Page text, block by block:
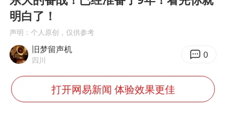
美股存储板块集体大跌
秋天的第一杯奶茶到底有多火
国防部：坚决反制任何闹海挑衅图谋
百花奖开幕式
明白了！
声明：个人原创，仅供参考
旧梦留声机
四川 0
打开网易新闻 体验效果更佳